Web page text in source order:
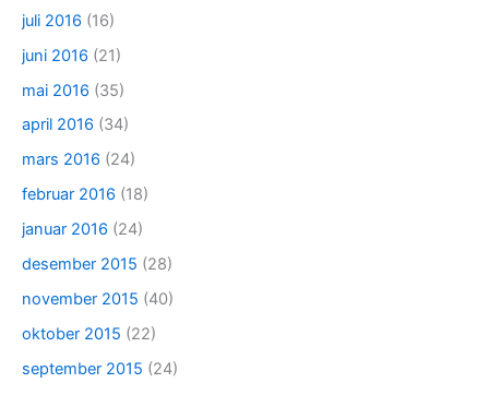
juli 2016 (16)
juni 2016 (21)
mai 2016 (35)
april 2016 (34)
mars 2016 (24)
februar 2016 (18)
januar 2016 (24)
desember 2015 (28)
november 2015 (40)
oktober 2015 (22)
september 2015 (24)